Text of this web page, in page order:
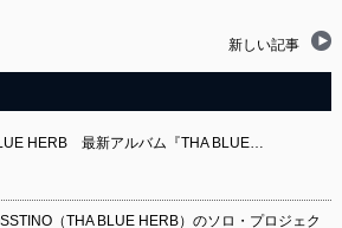
新しい記事
HERB 最新アルバム『THA BLUE…
（THA BLUE HERB）のソロ・プロジェク